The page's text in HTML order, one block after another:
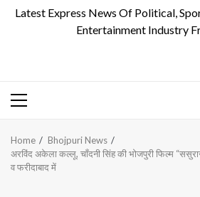
Latest Express News Of Political,
Entertainment Industry
Primary
Home
Bhojpuri News
अरविंद अकेला कल्लू, चाँदनी सिंह की भोजपुरी फिल्म
व फरीदाबाद में